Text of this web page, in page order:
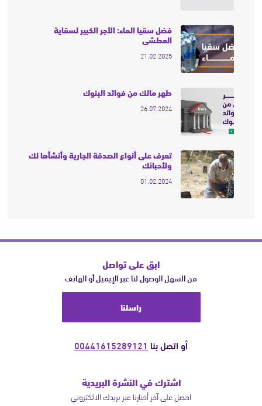
فضل سقيا الماء: الأجر الكبير لسقاية
العطشى
21.02.2025
طهر مالك من فوائد البنوك
26.07.2024
تعرف على أنواع الصدقة الجارية وأنشأها لك
ولأحبائك
01.02.2024
ابق على تواصل
من السهل الوصول لنا عبر الإيميل أو الهاتف
راسلنا
أو اتصل بنا 00441615289121
اشترك في النشرة البريدية
احصل على آخر أخبارنا عبر بريدك الالكتروني